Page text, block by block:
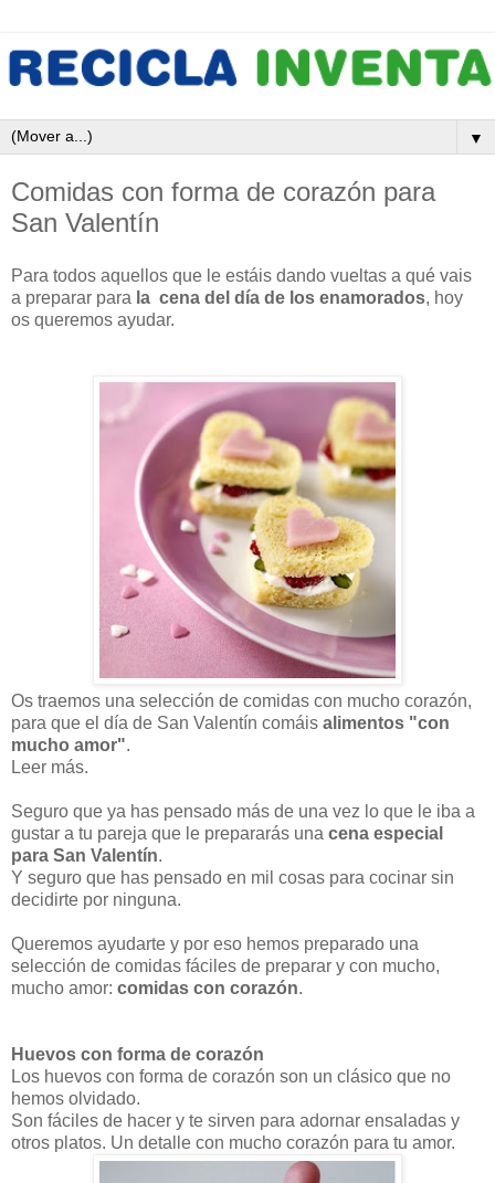
▼
Comidas con forma de corazón para
San Valentín
Para todos aquellos que le estáis dando vueltas a qué vais
a preparar para la cena del día de los enamorados, hoy
os queremos ayudar.
Os traemos una selección de comidas con mucho corazón,
para que el día de San Valentín comáis alimentos "con
mucho amor".
Leer más.
Seguro que ya has pensado más de una vez lo que le iba a
gustar a tu pareja que le prepararás una cena especial
para San Valentín.
Y seguro que has pensado en mil cosas para cocinar sin
decidirte por ninguna.
Queremos ayudarte y por eso hemos preparado una
selección de comidas fáciles de preparar y con mucho,
mucho amor: comidas con corazón.
Huevos con forma de corazón
Los huevos con forma de corazón son un clásico que no
hemos olvidado.
Son fáciles de hacer y te sirven para adornar ensaladas y
otros platos. Un detalle con mucho corazón para tu amor.